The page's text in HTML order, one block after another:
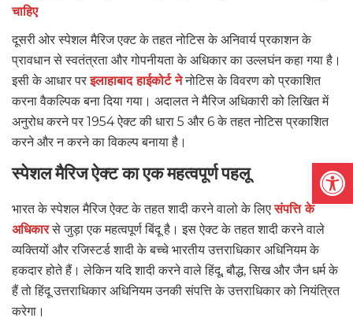
चाहिए
दूसरी ओर स्पेशल मैरिज एक्ट के तहत नोटिस के अनिवार्य प्रकाशन के
प्रावधान से स्वतंत्रता और गोपनीयता के अधिकार का उल्लघंन कहा गया है।
इसी के आधार परइलाहाबाद हाईकोर्ट नेनोटिस के विवरण को प्रकाशित
करना वैकल्पिक बना दिया गया। अदालत ने मैरिज अधिकारी को लिखित में
अनुरोध करने पर 1954 ऐक्ट की धारा 5 और 6 के तहत नोटिस प्रकाशित
करने और न करने का विकल्प बनाया है।
स्पेशल मैरिज ऐक्ट का एक महत्वपूर्ण पहलू
भारत के स्पेशल मैरिज ऐक्ट के तहत शादी करने वालो के लिएसंपत्ति के
अधिकारसे जुड़ा एक महत्वपूर्ण बिंदू है। इस ऐक्ट के तहत शादी करने वाले
व्यक्तियों और रजिस्टर्ड शादी के बच्चे भारतीय उत्तराधिकार अधिनियम के
हकदार होते हैं। लेकिन यदि शादी करने वाले हिंदू, बौद्ध, सिख और जैन धर्म के
हैं तो हिंदू उत्तराधिकार अधिनियम उनकी संपत्ति के उत्तराधिकार को नियंत्रित
करेगा।